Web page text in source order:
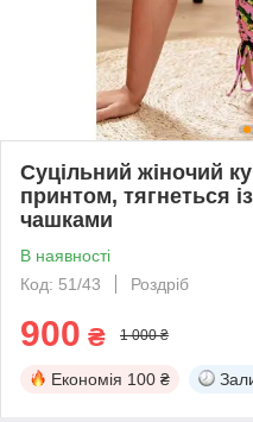
Суцільний жіночий
принтом, тягнеться
чашками
В наявності
Код: 51/43
Роздріб
900 ₴ 1 000 ₴
Економія 100 ₴